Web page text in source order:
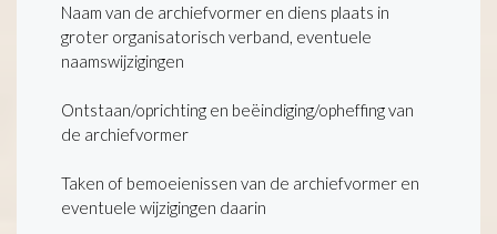
Naam van de archiefvormer en diens plaats in
groter organisatorisch verband, eventuele
naamswijzigingen
Ontstaan/oprichting en beëindiging/opheffing van
de archiefvormer
Taken of bemoeienissen van de archiefvormer en
eventuele wijzigingen daarin